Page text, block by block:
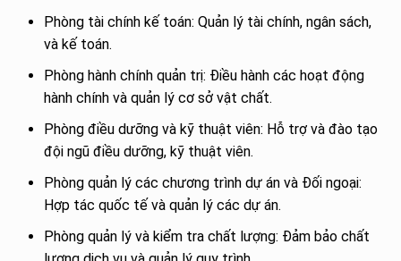
Phòng tài chính kế toán: Quản lý tài chính, ngân sách,
và kế toán.
Phòng hành chính quản trị: Điều hành các hoạt động
hành chính và quản lý cơ sở vật chất.
Phòng điều dưỡng và kỹ thuật viên: Hỗ trợ và đào tạo
đội ngũ điều dưỡng, kỹ thuật viên.
Phòng quản lý các chương trình dự án và Đối ngoại:
Hợp tác quốc tế và quản lý các dự án.
Phòng quản lý và kiểm tra chất lượng: Đảm bảo chất